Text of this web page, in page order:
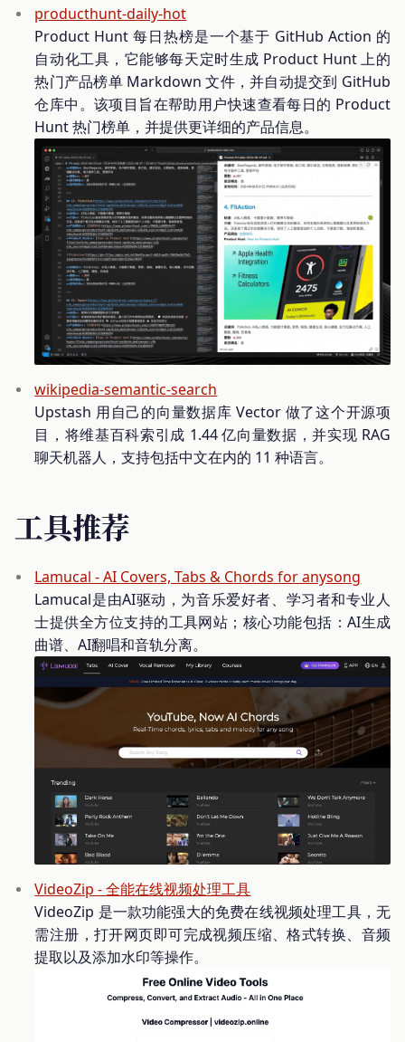
producthunt-daily-hot
Product Hunt 每日热榜是一个基于 GitHub Action 的
自动化工具，它能够每天定时生成 Product Hunt 上的
热门产品榜单 Markdown 文件，并自动提交到 GitHub
仓库中。该项目旨在帮助用户快速查看每日的 Product
Hunt 热门榜单，并提供更详细的产品信息。
wikipedia-semantic-search
Upstash 用自己的向量数据库 Vector 做了这个开源项
目，将维基百科索引成 1.44 亿向量数据，并实现 RAG
聊天机器人，支持包括中文在内的 11 种语言。
工具推荐
Lamucal - AI Covers, Tabs & Chords for anysong
Lamucal是由AI驱动，为音乐爱好者、学习者和专业人
士提供全方位支持的工具网站；核心功能包括：AI生成
曲谱、AI翻唱和音轨分离。
VideoZip - 全能在线视频处理工具
VideoZip 是一款功能强大的免费在线视频处理工具，无
需注册，打开网页即可完成视频压缩、格式转换、音频
提取以及添加水印等操作。